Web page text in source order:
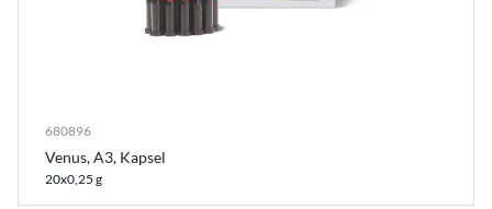
680896
Venus, A3, Kapsel
20x0,25 g